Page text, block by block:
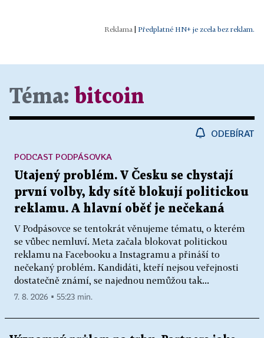
| Předplatné HN+ je zcela bez reklam.
Téma: bitcoin
ODEBÍRAT
Utajený problém. V Česku se chystají
první volby, kdy sítě blokují politickou
reklamu. A hlavní oběť je nečekaná
V Podpásovce se tentokrát věnujeme tématu, o kterém
se vůbec nemluví. Meta začala blokovat politickou
reklamu na Facebooku a Instagramu a přináší to
nečekaný problém. Kandidáti, kteří nejsou veřejnosti
dostatečně známí, se najednou nemůžou tak...
PODCAST PODPÁSOVKA
7. 8. 2026 ▪ 55:23 min.